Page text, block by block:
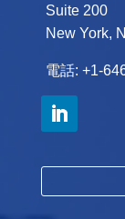
Suite 200
New York,
電話: +1-